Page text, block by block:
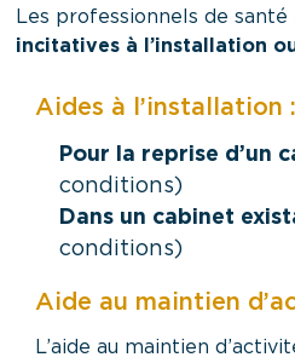
Les professionnels de
incitatives à l’installation
Aides à l’installation :
Pour la reprise d’un
conditions)
Dans un cabinet
conditions)
Aide au maintien
L’aide au maintien